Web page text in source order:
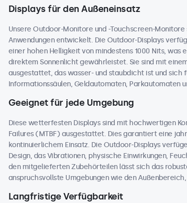
Displays für den Außeneinsatz
Unsere Outdoor-Monitore und -Touchscreen-
Anwendungen entwickelt. Die Outdoor-Displays
einer hohen Helligkeit von mindestens 1000 Nits,
direktem Sonnenlicht gewährleistet. Sie sind mit
ausgestattet, das wasser- und staubdicht ist und sich
Informationssäulen, Geldautomaten, Parkautomaten
Geeignet für jede Umgebung
Diese wetterfesten Displays sind mit hochwertigen
Failures (MTBF) ausgestattet. Dies garantiert eine
kontinuierlichem Einsatz. Die Outdoor-Displays
Design, das Vibrationen, physische Einwirkungen,
den mitgelieferten Zubehörteilen lässt sich das
anspruchsvollste Umgebungen wie den
Langfristige Verfügbarkeit